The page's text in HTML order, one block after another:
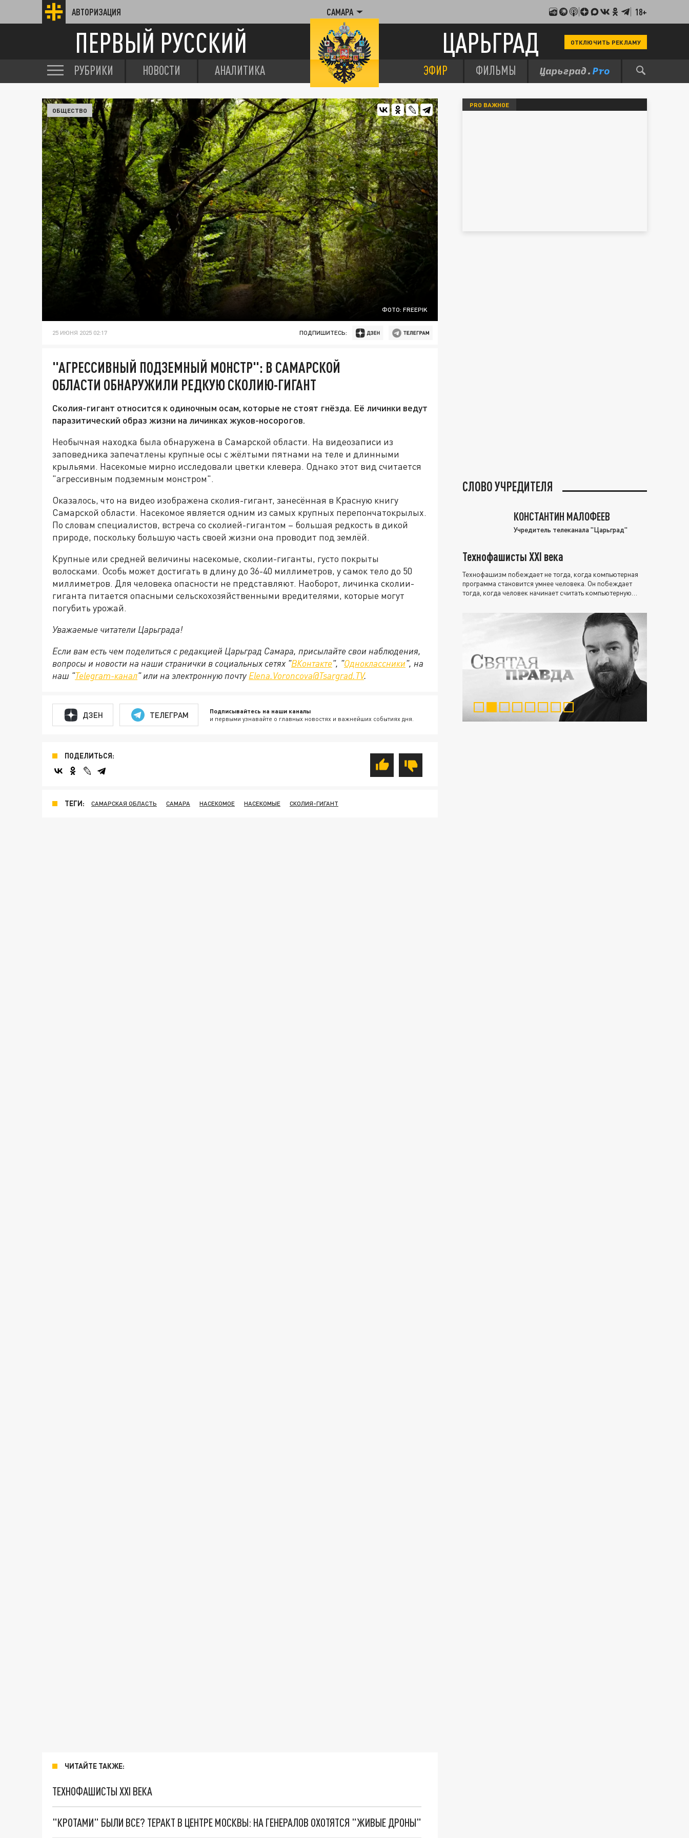
АВТОРИЗАЦИЯ САМАРА 18+
ПЕРВЫЙ РУССКИЙ ЦАРЬГРАД ОТКЛЮЧИТЬ РЕКЛАМУ
РУБРИКИ НОВОСТИ АНАЛИТИКА ЭФИР ФИЛЬМЫ
ФОТО: FREEPIK
ОБЩЕСТВО
25 ИЮНЯ 2025 02:17 ПОДПИШИТЕСЬ:
"АГРЕССИВНЫЙ ПОДЗЕМНЫЙ МОНСТР": В САМАРСКОЙ
ОБЛАСТИ ОБНАРУЖИЛИ РЕДКУЮ СКОЛИЮ-ГИГАНТ
Сколия-гигант относится к одиночным осам, которые не стоят гнёзда. Её личинки ведут
паразитический образ жизни на личинках жуков-носорогов.
Необычная находка была обнаружена в Самарской области. На видеозаписи из
заповедника запечатлены крупные осы с жёлтыми пятнами на теле и длинными
крыльями. Насекомые мирно исследовали цветки клевера. Однако этот вид считается
"агрессивным подземным монстром".
Оказалось, что на видео изображена сколия-гигант, занесённая в Красную книгу
Самарской области. Насекомое является одним из самых крупных перепончатокрылых.
По словам специалистов, встреча со сколией-гигантом – большая редкость в дикой
природе, поскольку большую часть своей жизни она проводит под землёй.
Крупные или средней величины насекомые, сколии-гиганты, густо покрыты
волосками. Особь может достигать в длину до 36-40 миллиметров, у самок тело до 50
миллиметров. Для человека опасности не представляют. Наоборот, личинка сколии-
гиганта питается опасными сельскохозяйственными вредителями, которые могут
погубить урожай.
Уважаемые читатели Царьграда!
Если вам есть чем поделиться с редакцией Царьград Самара, присылайте свои наблюдения,
вопросы и новости на наши странички в социальных сетях "ВКонтакте", "Одноклассники", на
наш "Telegram-канал" или на электронную почту Elena.Voroncova@Tsargrad.TV.
ДЗЕН ТЕЛЕГРАМ Подписывайтесь на наши каналы
и первыми узнавайте о главных новостях и важнейших событиях дня.
ПОДЕЛИТЬСЯ:
ТЕГИ: САМАРСКАЯ ОБЛАСТЬ САМАРА НАСЕКОМОЕ НАСЕКОМЫЕ СКОЛИЯ-ГИГАНТ
ЧИТАЙТЕ ТАКЖЕ:
ТЕХНОФАШИСТЫ XXI ВЕКА
"КРОТАМИ" БЫЛИ ВСЕ? ТЕРАКТ В ЦЕНТРЕ МОСКВЫ: НА ГЕНЕРАЛОВ ОХОТЯТСЯ "ЖИВЫЕ ДРОНЫ"
PRO ВАЖНОЕ
СЛОВО УЧРЕДИТЕЛЯ
КОНСТАНТИН МАЛОФЕЕВ
Учредитель телеканала "Царьград"
Технофашисты XXI века
Технофашизм побеждает не тогда, когда компьютерная
программа становится умнее человека. Он побеждает
тогда, когда человек начинает считать компьютерную